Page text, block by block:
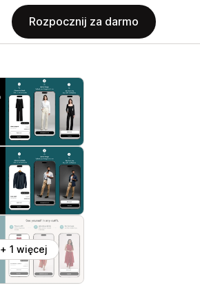
Rozpocznij za darmo
+ 1 więcej